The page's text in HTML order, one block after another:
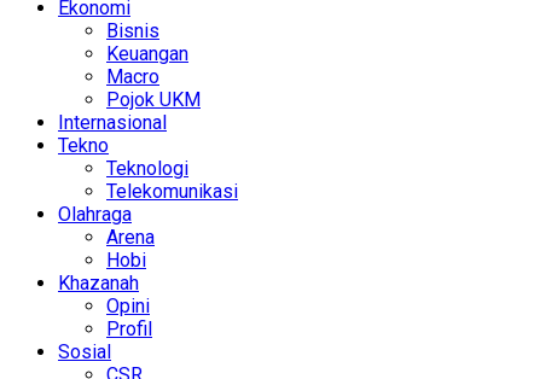
Ekonomi
Bisnis
Keuangan
Macro
Pojok UKM
Internasional
Tekno
Teknologi
Telekomunikasi
Olahraga
Arena
Hobi
Khazanah
Opini
Profil
Sosial